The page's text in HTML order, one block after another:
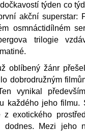
týden co
akční superstar:
osmnáctidílném
trilogie
oblíbený žánr
dobrodružným
vynikal
každého jeho filmu.
z exotického
dodnes. Mezi jeho